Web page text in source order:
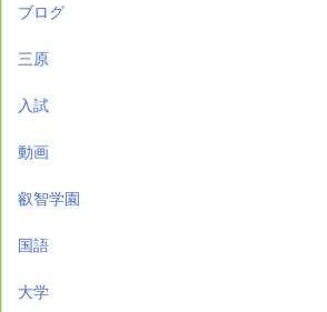
ブログ
三原
入試
動画
叡智学園
国語
大学